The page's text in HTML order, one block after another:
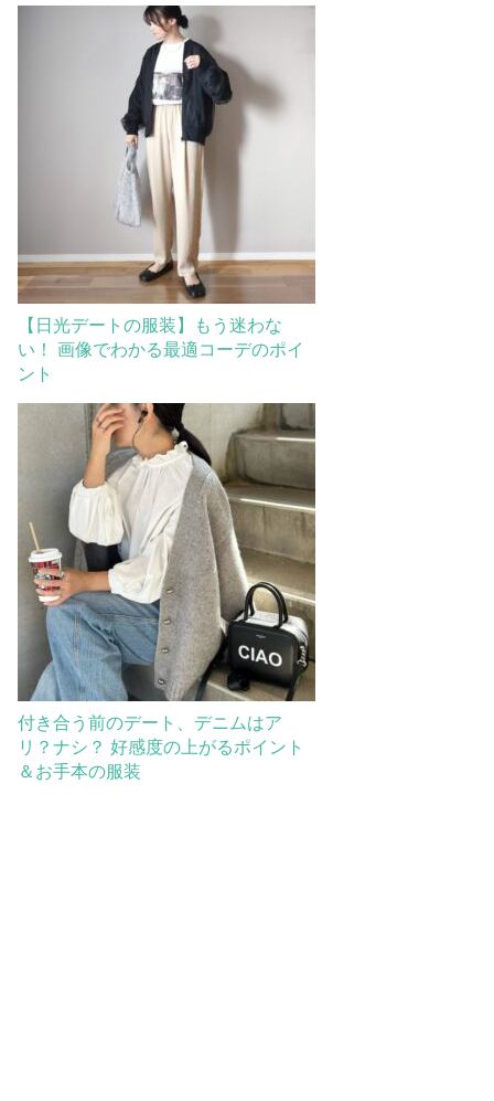
【日光デートの服装】もう迷わな
い！ 画像でわかる最適コーデのポイ
ント
付き合う前のデート、デニムはア
リ？ナシ？ 好感度の上がるポイント
＆お手本の服装